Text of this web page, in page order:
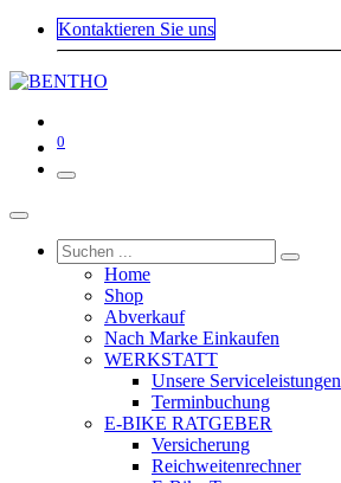
Kontaktieren Sie uns
0
Home
Shop
Abverkauf
Nach Marke Einkaufen
WERKSTATT
Unsere Serviceleistungen
Terminbuchung
E-BIKE RATGEBER
Versicherung
Reichweitenrechner